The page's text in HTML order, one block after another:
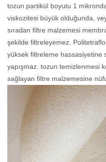
tozun partikül boyutu 1
viskozitesi büyük olduğunda,
sıradan filtre malzemesi
şekilde filtreleyemez.
yüksek filtreleme hassasiyetine
yapışmaz. tozun temizlenmesi
sağlayan filtre malzemesine